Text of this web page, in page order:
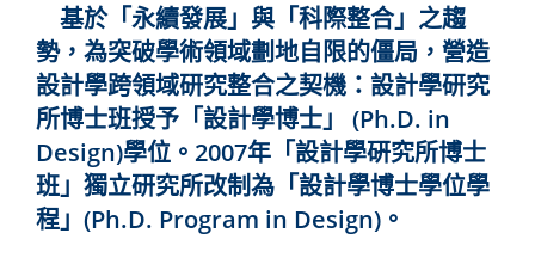
基於「永續發展」與「科際整合」之趨
勢，為突破學術領域劃地自限的僵局，營造
設計學跨領域研究整合之契機：設計學研究
所博士班授予「設計學博士」 (Ph.D. in
Design)學位。2007年「設計學硏究所博士
班」獨立研究所改制為「設計學博士學位學
程」(Ph.D. Program in Design)。